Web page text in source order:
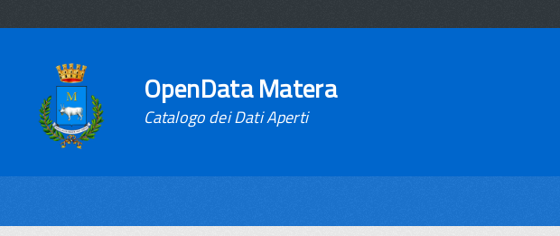
OpenData Matera
Catalogo dei Dati Aperti